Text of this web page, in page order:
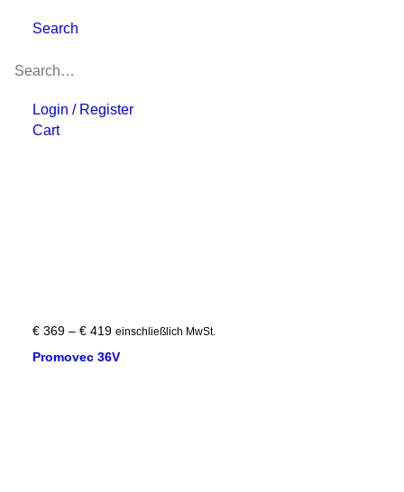
Search
Login / Register
Cart
€ 369 – € 419Preisspanne:
bis
einschließlich MwSt.
Promovec 36V